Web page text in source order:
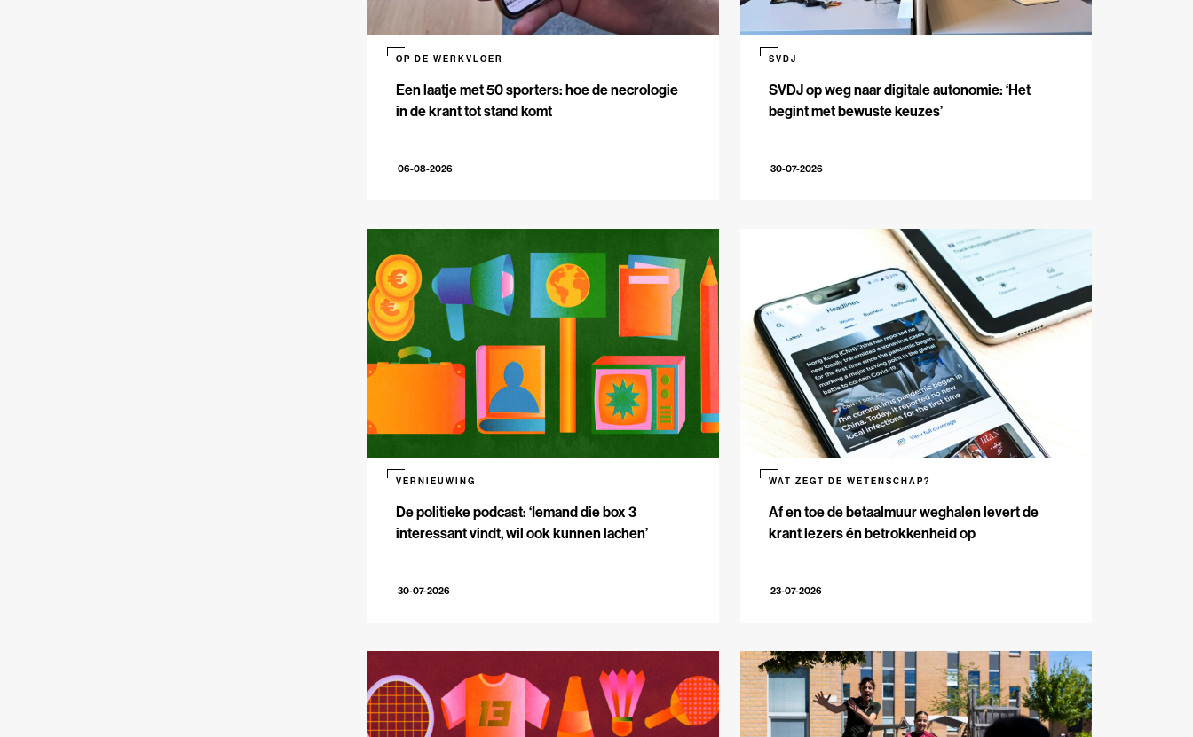
Een laatje met 50 sporters: hoe de necrologie
in de krant tot stand komt
OP DE WERKVLOER
06-08-2026
SVDJ op weg naar digitale autonomie: ‘Het
begint met bewuste keuzes’
SVDJ
30-07-2026
De politieke podcast: ‘Iemand die box 3
interessant vindt, wil ook kunnen lachen’
VERNIEUWING
30-07-2026
Af en toe de betaalmuur weghalen levert de
krant lezers én betrokkenheid op
WAT ZEGT DE WETENSCHAP?
23-07-2026